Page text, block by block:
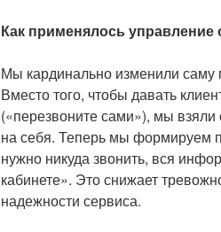
Как применялось
Мы кардинально изменили
Вместо того, чтобы давать
(«перезвоните сами»), мы взяли
на себя. Теперь мы формируем
нужно никуда звонить, вся
кабинете». Это снижает
надежности сервиса.